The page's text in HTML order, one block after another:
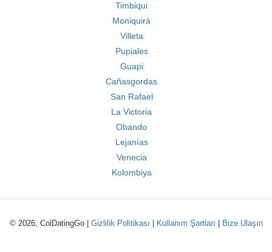
Timbiqui
Moniquirá
Villeta
Pupiales
Guapi
Cañasgordas
San Rafael
La Victoria
Obando
Lejanías
Venecia
Kolombiya
© 2026, ColDatingGo | Gizlilik Politikası Kullanım Şartları Bize Ulaşın